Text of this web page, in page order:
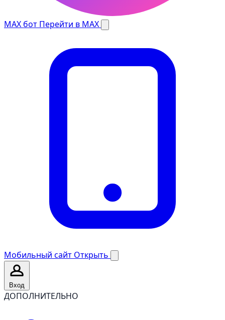
MAX бот Перейти в MAX
Мобильный сайт Открыть
Вход
ДОПОЛНИТЕЛЬНО